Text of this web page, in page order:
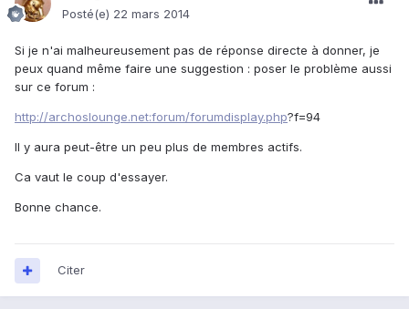
Posté(e) 22 mars 2014
Si je n'ai malheureusement pas de réponse directe à donner, je
peux quand même faire une suggestion : poser le problème aussi
sur ce forum :
http://archoslounge.net:forum/forumdisplay.php?f=94
Il y aura peut-être un peu plus de membres actifs.
Ca vaut le coup d'essayer.
Bonne chance.
Citer